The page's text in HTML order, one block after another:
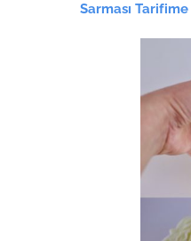
Sarması Tarifime